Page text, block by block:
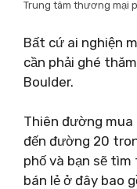
Trung tâm thương mại
Bất cứ ai nghiện
cần phải ghé
Boulder.
Thiên đường
đến đường 20
phố và bạn sẽ
bán lẻ ở đây bao